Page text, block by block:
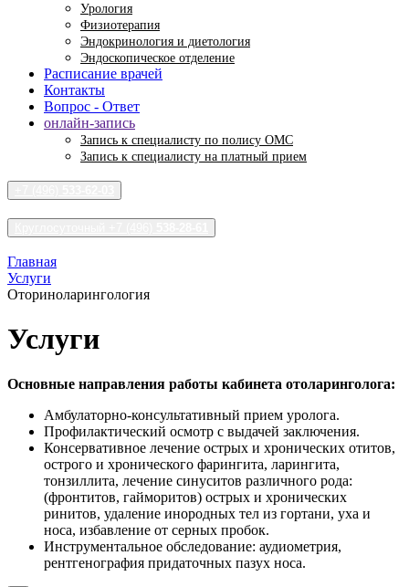
Урология
Физиотерапия
Эндокринология и диетология
Эндоскопическое отделение
Расписание врачей
Контакты
Вопрос - Ответ
онлайн-запись
Запись к специалисту по полису ОМС
Запись к специалисту на платный прием
Главная
Услуги
Оториноларингология
Услуги
Основные направления работы кабинета отоларинголога:
Амбулаторно-консультативный прием уролога.
Профилактический осмотр с выдачей заключения.
Консервативное лечение острых и хронических отитов,
острого и хронического фарингита, ларингита,
тонзиллита, лечение синуситов различного рода:
(фронтитов, гайморитов) острых и хронических
ринитов, удаление инородных тел из гортани, уха и
носа, избавление от серных пробок.
Инструментальное обследование: аудиометрия,
рентгенография придаточных пазух носа.